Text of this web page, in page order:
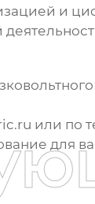
и
или по
для